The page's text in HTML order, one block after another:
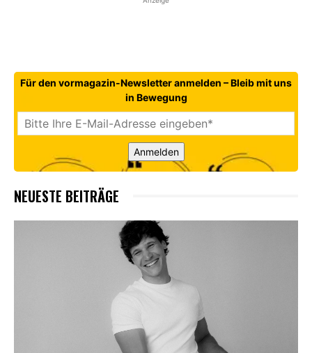
Für den vormagazin-Newsletter anmelden – Bleib mit uns
in Bewegung
Anmelden
NEUESTE BEITRÄGE